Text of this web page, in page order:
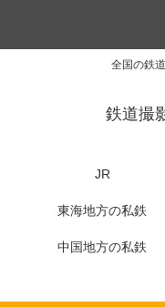
全国の鉄
鉄道撮
JR
東海地方の私鉄
中国地方の私鉄